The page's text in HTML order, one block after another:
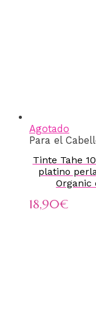
Agotado
Para el
Tinte Tahe
platino
Organic
18,90€